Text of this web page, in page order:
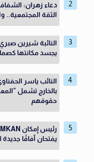
دعاء زهران:
الثقة المجتمعية..
النائبة شيرين
يجسد مكانتها
النائب ياسر
بالخارج تشمل
حقوقهم
يفتحان آفاقًا